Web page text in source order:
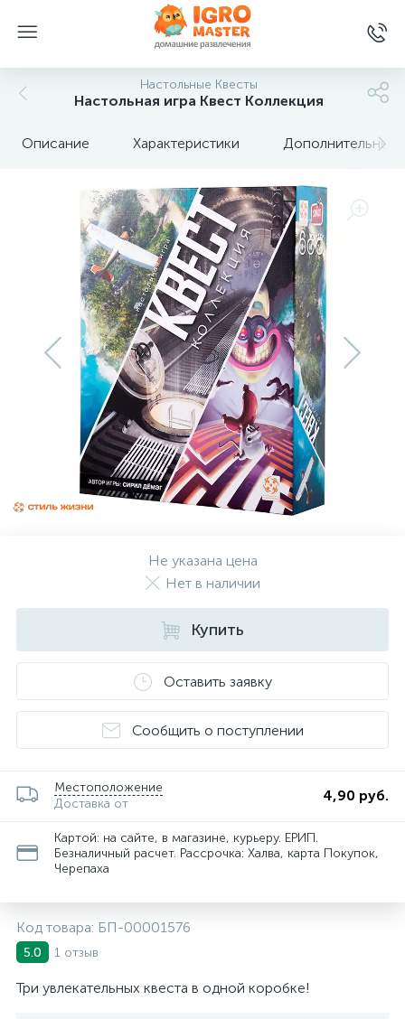
Настольные Квесты
Настольная игра Квест Коллекция
Описание Характеристики Дополнительные
Не указана цена
Нет в наличии
Купить
Оставить заявку
Сообщить о поступлении
Местоположение
Доставка от
4,90 руб.
Картой: на сайте, в магазине, курьеру. ЕРИП.
Безналичный расчет. Рассрочка: Халва, карта Покупок,
Черепаха
Код товара: БП-00001576
5.0 1 отзыв
Три увлекательных квеста в одной коробке!